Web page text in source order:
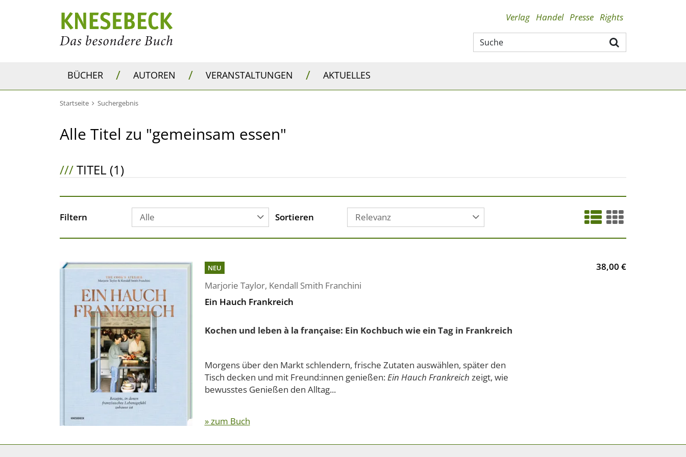
Verlag Handel Presse Rights
BÜCHER / AUTOREN / VERANSTALTUNGEN / AKTUELLES
Startseite Suchergebnis
Alle Titel zu "gemeinsam essen"
///TITEL (1)
Filtern Alle Sortieren Relevanz
NEU
Marjorie Taylor, Kendall Smith Franchini
Ein Hauch Frankreich
Kochen und leben à la française: Ein Kochbuch wie ein Tag in Frankreich
Morgens über den Markt schlendern, frische Zutaten auswählen, später den
Tisch decken und mit Freund:innen genießen:Ein Hauch Frankreich zeigt, wie
bewusstes Genießen den Alltag...
» zum Buch
38,00 €